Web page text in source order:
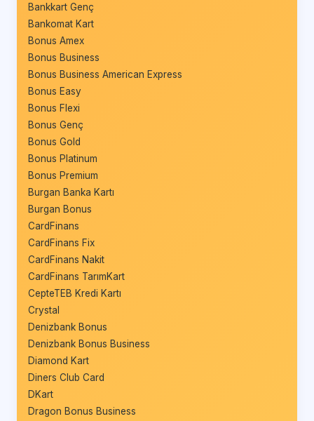
Bankkart Genç
Bankomat Kart
Bonus Amex
Bonus Business
Bonus Business American Express
Bonus Easy
Bonus Flexi
Bonus Genç
Bonus Gold
Bonus Platinum
Bonus Premium
Burgan Banka Kartı
Burgan Bonus
CardFinans
CardFinans Fix
CardFinans Nakit
CardFinans TarımKart
CepteTEB Kredi Kartı
Crystal
Denizbank Bonus
Denizbank Bonus Business
Diamond Kart
Diners Club Card
DKart
Dragon Bonus Business